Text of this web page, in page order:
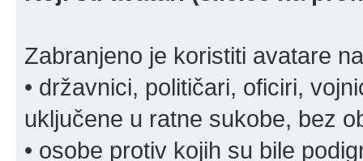
Zabranjeno je koristiti avatare
• državnici, političari, oficiri,
uključene u ratne sukobe, bez
• osobe protiv kojih su bile